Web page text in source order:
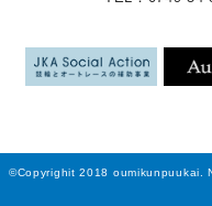
©Copyrighit 2018 oumikunpuukai.